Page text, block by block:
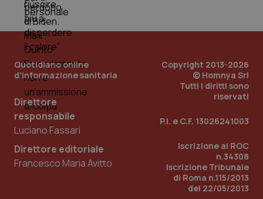
Tiroide
Tumore al seno
Tumore ovarico
Tumori del Polmone & Testa Collo
Tumori gastrointestinali
Ulcera & Reflusso
Quotidiano online
d'informazione sanitaria
Direttore
responsabile
Luciano Fassari
Direttore editoriale
Francesco Maria Avitto
Copyright 2013-2026
© Homnya Srl
Tutti i diritti sono
riservati
P.I. e C.F. 13026241003
Iscrizione al ROC
n.34308
Iscrizione Tribunale
di Roma n.115/2013
del 22/05/2013
tracking-sites-ironfish-
tracking-enable
2
www.quotidianosanita.it
2